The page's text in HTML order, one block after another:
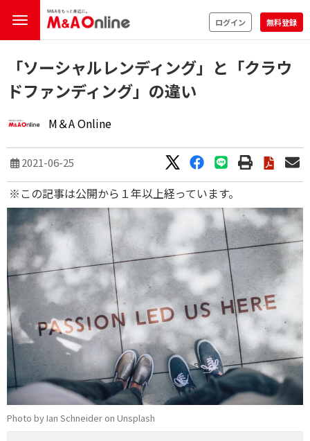
ログイン 無料登録
「ソーシャルレンディング」と「クラウ
ドファンディング」の違い
M＆A Online
2021-06-25
※この記事は公開から１年以上経っています。
Photo by Ian Schneider on Unsplash